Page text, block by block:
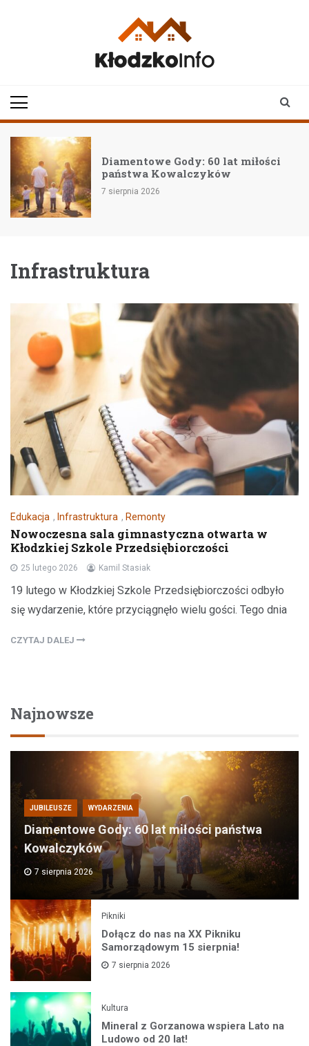
Diamentowe Gody: 60 lat miłości
państwa Kowalczyków
7 sierpnia 2026
Infrastruktura
Edukacja , Infrastruktura , Remonty
Nowoczesna sala gimnastyczna otwarta w
Kłodzkiej Szkole Przedsiębiorczości
25 lutego 2026 Kamil Stasiak
19 lutego w Kłodzkiej Szkole Przedsiębiorczości odbyło
się wydarzenie, które przyciągnęło wielu gości. Tego dnia
CZYTAJ DALEJ
Najnowsze
JUBILEUSZE WYDARZENIA
Diamentowe Gody: 60 lat miłości państwa
Kowalczyków
7 sierpnia 2026
Pikniki
Dołącz do nas na XX Pikniku
Samorządowym 15 sierpnia!
7 sierpnia 2026
Kultura
Mineral z Gorzanowa wspiera Lato na
Ludowo od 20 lat!